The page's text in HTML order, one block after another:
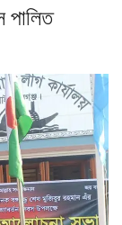
পালিত